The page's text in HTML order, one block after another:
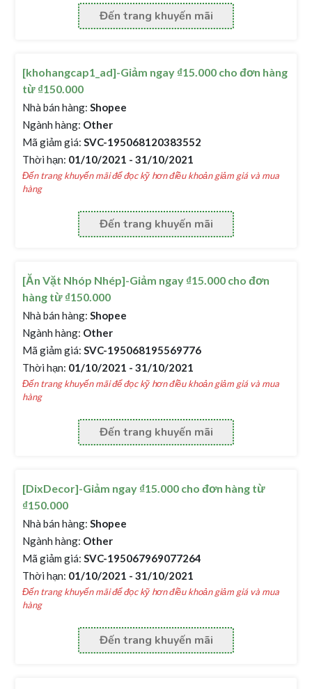
Đến trang khuyến mãi
[khohangcap1_ad]-Giảm ngay ₫15.000 cho đơn hàng
từ ₫150.000
Nhà bán hàng: Shopee
Ngành hàng: Other
Mã giảm giá: SVC-195068120383552
Thời hạn: 01/10/2021 - 31/10/2021
Đến trang khuyến mãi để đọc kỹ hơn điều khoản giảm giá và mua
hàng
Đến trang khuyến mãi
[Ăn Vặt Nhóp Nhép]-Giảm ngay ₫15.000 cho đơn
hàng từ ₫150.000
Nhà bán hàng: Shopee
Ngành hàng: Other
Mã giảm giá: SVC-195068195569776
Thời hạn: 01/10/2021 - 31/10/2021
Đến trang khuyến mãi để đọc kỹ hơn điều khoản giảm giá và mua
hàng
Đến trang khuyến mãi
[DixDecor]-Giảm ngay ₫15.000 cho đơn hàng từ
₫150.000
Nhà bán hàng: Shopee
Ngành hàng: Other
Mã giảm giá: SVC-195067969077264
Thời hạn: 01/10/2021 - 31/10/2021
Đến trang khuyến mãi để đọc kỹ hơn điều khoản giảm giá và mua
hàng
Đến trang khuyến mãi